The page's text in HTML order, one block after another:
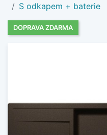
S odkapem + baterie
DOPRAVA ZDARMA